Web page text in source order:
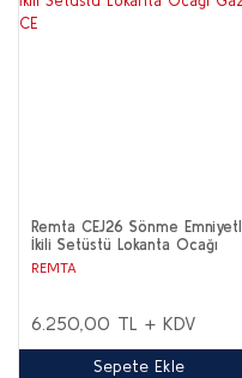
Remta CEJ26 Sönme
İkili Setüstü Lokanta Ocağı
Gazlı CE
REMTA
6.250,00 TL + KDV
Sepete Ekle